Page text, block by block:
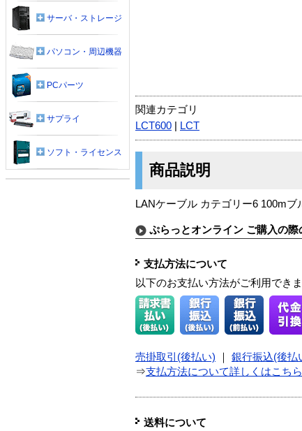
関連カテゴリ
LCT600
LCT
商品説明
LANケーブル カテゴリー6 100mブ
ぷらっとオンライン ご購入の際
支払方法について
以下のお支払い方法がご利用できま
売掛取引(後払い) 銀行振込(後払
⇒支払方法について詳しくはこちら
送料について
サーバ・ストレージ
パソコン・周辺機器
PCパーツ
サプライ
ソフト・ライセンス